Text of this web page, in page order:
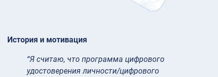
История и мотивация
“Я считаю, что программа цифрового
удостоверения личности/цифрового